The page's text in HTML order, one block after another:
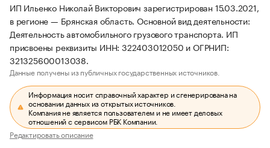
ИП Ильенко Николай Викторович зарегистрирован 15.03.2021,
в регионе — Брянская область. Основной вид деятельности:
Деятельность автомобильного грузового транспорта. ИП
присвоены реквизиты ИНН: 322403012050 и ОГРНИП:
321325600013038.
Данные получены из публичных государственных источников.
Информация носит справочный характер и сгенерирована на
основании данных из открытых источников.
Компания не является пользователем и не имеет деловых
отношений с сервисом РБК Компании.
Редактировать описание